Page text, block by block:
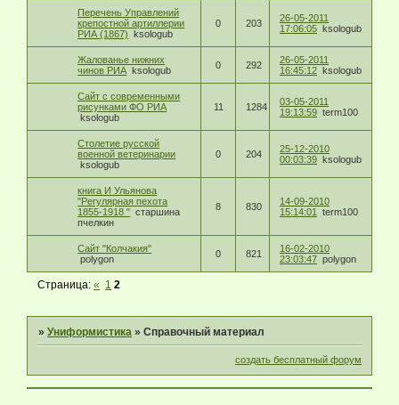
Перечень Управлений
крепостной артиллерии
РИА (1867)
ksologub
0 203
26-05-2011
17:06:05 ksologub
Жалованье нижних
чинов РИА ksologub 0 292
26-05-2011
16:45:12 ksologub
Сайт с современными
рисунками ФО РИА
ksologub
11 1284
03-05-2011
19:13:59 term100
Столетие русской
военной ветеринарии
ksologub
0 204
25-12-2010
00:03:39 ksologub
книга И Ульянова
"Регулярная пехота
1855-1918 " старшина
пчелкин
8 830
14-09-2010
15:14:01
term100
Сайт "Колчакия"
polygon
0 821
16-02-2010
23:03:47 polygon
Страница:« 1 2
»Униформистика »Справочный материал
создать бесплатный форум